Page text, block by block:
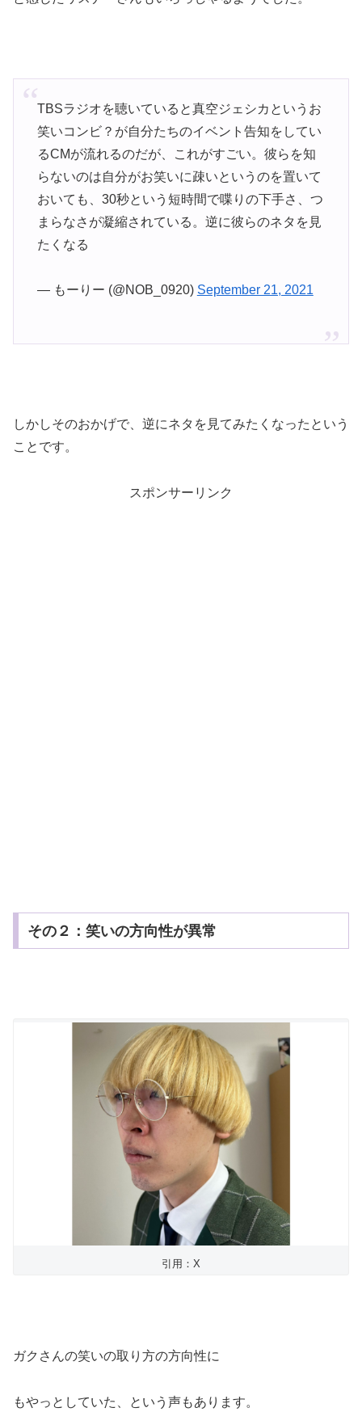
TBSラジオを聴いていると真空ジェシカというお
笑いコンビ？が自分たちのイベント告知をしてい
るCMが流れるのだが、これがすごい。彼らを知
らないのは自分がお笑いに疎いというのを置いて
おいても、30秒という短時間で喋りの下手さ、つ
まらなさが凝縮されている。逆に彼らのネタを見
たくなる
— もーりー (@NOB_0920) September 21, 2021
しかしそのおかげで、逆にネタを見てみたくなったという
ことです。
スポンサーリンク
その２：笑いの方向性が異常
引用：X
ガクさんの笑いの取り方の方向性に
もやっとしていた、という声もあります。